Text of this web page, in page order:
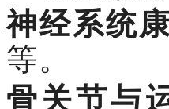
神经系统
等。
骨关节与